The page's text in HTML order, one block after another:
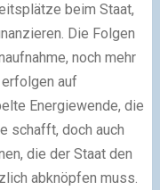
beim Staat,
Die Folgen
noch mehr
auf
Energiewende, die
schafft, doch auch
die der Staat den
abknöpfen muss.